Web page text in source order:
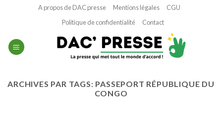
A propos de DAC presse Mentions légales
CGU
Politique de confidentialité
Contact
ARCHIVES PAR TAGS: PASSEPORT RÉPUBLIQUE DU
CONGO